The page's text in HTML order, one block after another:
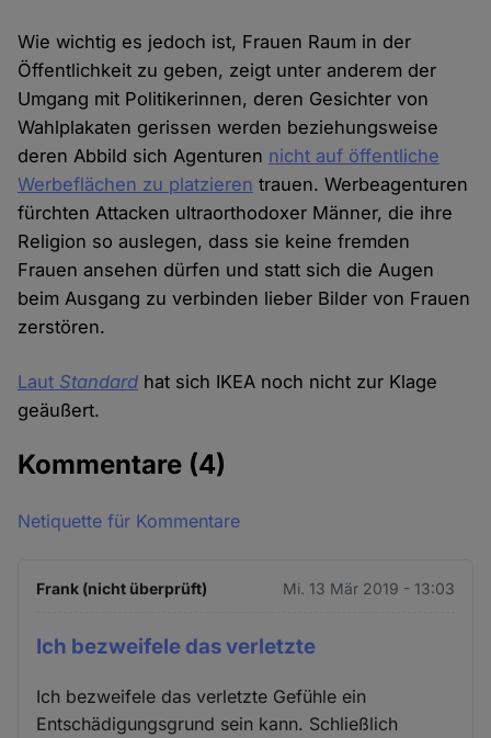
Wie wichtig es jedoch ist, Frauen Raum in der
Öffentlichkeit zu geben, zeigt unter anderem der
Umgang mit Politikerinnen, deren Gesichter von
Wahlplakaten gerissen werden beziehungsweise
deren Abbild sich Agenturen nicht auf öffentliche
Werbeflächen zu platzieren trauen. Werbeagenturen
fürchten Attacken ultraorthodoxer Männer, die ihre
Religion so auslegen, dass sie keine fremden
Frauen ansehen dürfen und statt sich die Augen
beim Ausgang zu verbinden lieber Bilder von Frauen
zerstören.
Laut Standard hat sich IKEA noch nicht zur Klage
geäußert.
Kommentare (4)
Netiquette für Kommentare
Frank (nicht überprüft) Mi. 13 Mär 2019 - 13:03
Ich bezweifele das verletzte
Ich bezweifele das verletzte Gefühle ein
Entschädigungsgrund sein kann. Schließlich